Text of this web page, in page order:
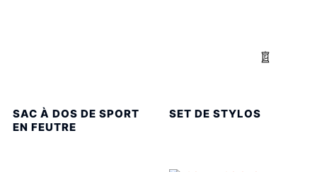
SAC À DOS DE SPORT
EN FEUTRE
SET DE STYLOS